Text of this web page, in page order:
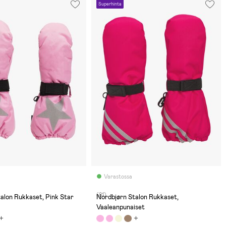
Rukkaset, Pink Star
Superhinta
Varastossa
(81)
Nordbjørn Stalon Rukkaset,
Vaaleanpunaiset